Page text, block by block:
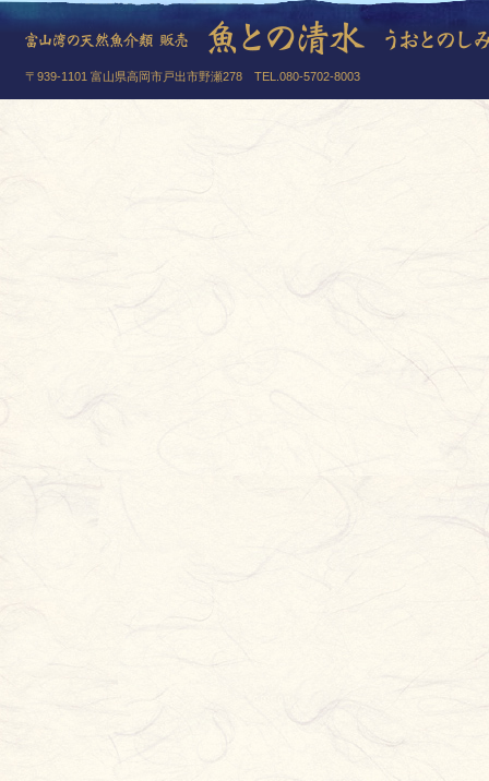
〒939-1101 富山県高岡市戸出市野瀬278 TEL.080-5702-8003